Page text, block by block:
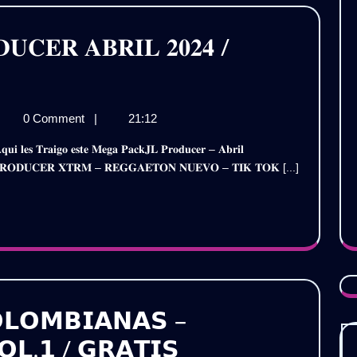
𝐀𝐁𝐑𝐈𝐋 𝟐𝟎𝟐𝟒 /
0 Comment | 21:12
𝐏𝐑𝐎𝐃𝐔𝐂𝐄𝐑 𝐗𝐓𝐑𝐌 – 𝐑𝐄𝐆𝐆𝐀𝐄𝐓𝐎𝐍 𝐍𝐔𝐄𝐕𝐎 – 𝐓𝐈𝐊 𝐓𝐎𝐊 [...]
–
/ 𝗚𝗥𝗔𝗧𝗜𝗦